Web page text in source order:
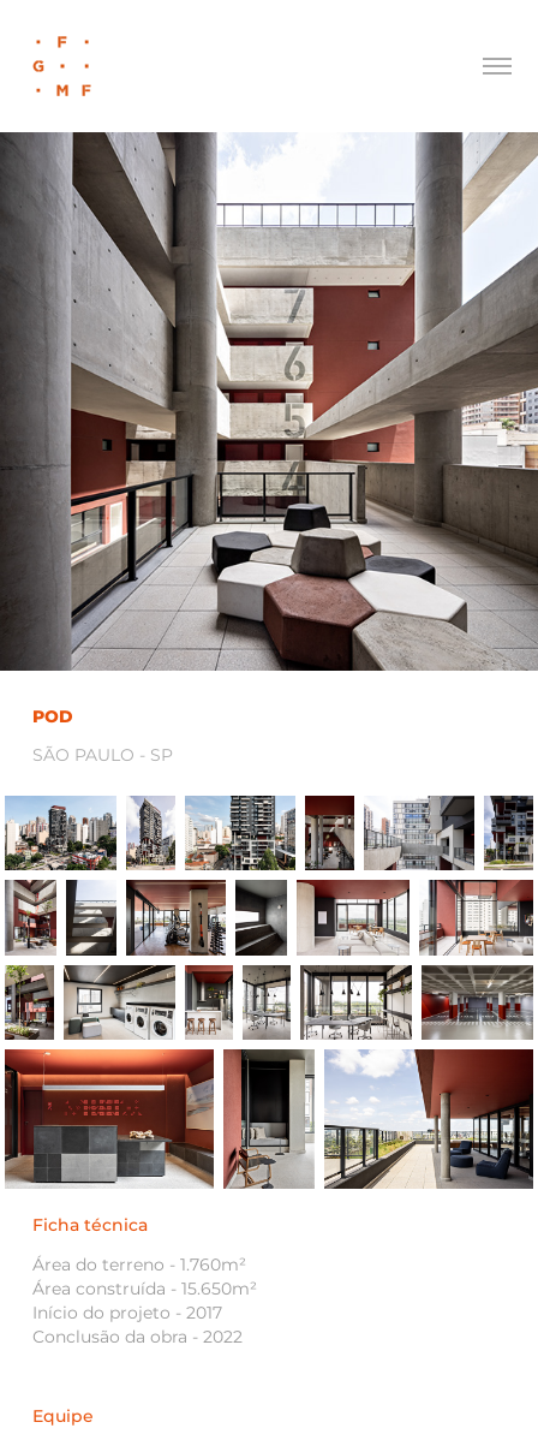
POD
SÃO PAULO - SP
Ficha técnica
Área do terreno - 1.760m²
Área construída - 15.650m²
Início do projeto - 2017
Conclusão da obra - 2022
Equipe